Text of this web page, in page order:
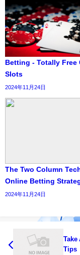
Betting - Totally Free
Slots
2024年11月24日
The Two Column
Online Betting
2024年11月24日
Take
Tips